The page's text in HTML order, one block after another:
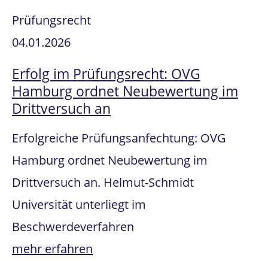
Prüfungsrecht
04.01.2026
Erfolg im Prüfungsrecht: OVG
Hamburg ordnet Neubewertung im
Drittversuch an
Erfolgreiche Prüfungsanfechtung: OVG
Hamburg ordnet Neubewertung im
Drittversuch an. Helmut-Schmidt
Universität unterliegt im
Beschwerdeverfahren
mehr erfahren